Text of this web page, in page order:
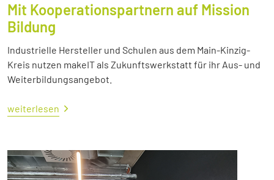
Mit Kooperationspartnern auf Mission
Bildung
Industrielle Hersteller und Schulen aus dem Main-Kinzig-
Kreis nutzen makeIT als Zukunftswerkstatt für ihr Aus- und
Weiterbildungsangebot.
weiterlesen